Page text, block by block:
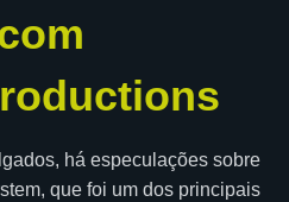
há especulações sobre
que foi um dos principais